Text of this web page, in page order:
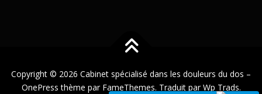
Copyright © 2026 Cabinet spécialisé dans les douleurs du dos –
OnePress thème par FameThemes. Traduit par Wp Trads.